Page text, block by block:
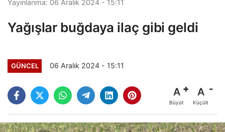
Yayınlanma: 06 Aralık 2024 - 15:11
Yağışlar buğdaya ilaç gibi geldi
GÜNCEL 06 Aralık 2024 - 15:11
A
Büyüt
A
Küçült